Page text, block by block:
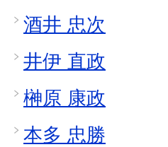
酒井 忠次
井伊 直政
榊原 康政
本多 忠勝